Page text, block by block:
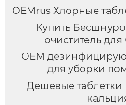
OEMrus Хлорные
Купить
очиститель для
OEM
для уборки
Дешевые таблетки